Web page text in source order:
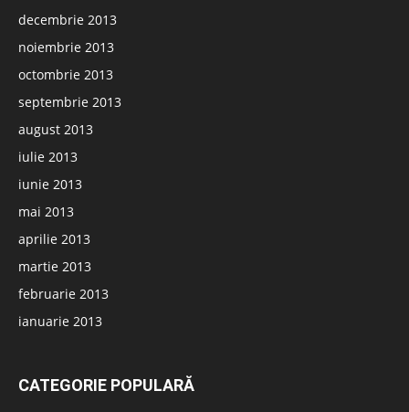
decembrie 2013
noiembrie 2013
octombrie 2013
septembrie 2013
august 2013
iulie 2013
iunie 2013
mai 2013
aprilie 2013
martie 2013
februarie 2013
ianuarie 2013
CATEGORIE POPULARĂ